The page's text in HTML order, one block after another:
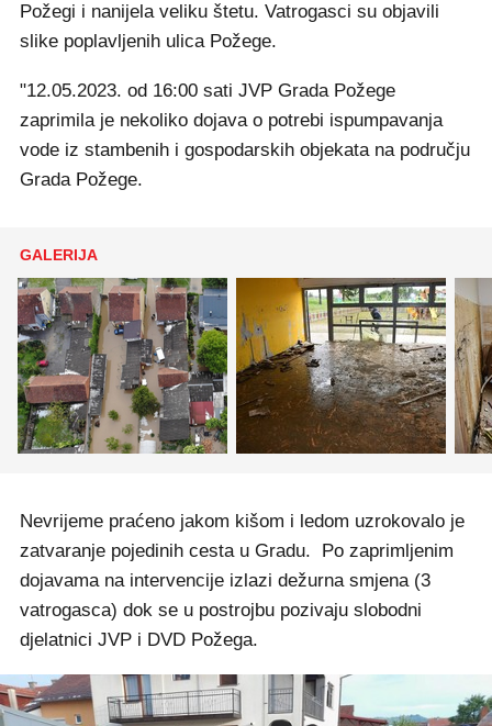
Požegi i nanijela veliku štetu. Vatrogasci su objavili
slike poplavljenih ulica Požege.
"12.05.2023. od 16:00 sati JVP Grada Požege
zaprimila je nekoliko dojava o potrebi ispumpavanja
vode iz stambenih i gospodarskih objekata na području
Grada Požege.
GALERIJA
Nevrijeme praćeno jakom kišom i ledom uzrokovalo je
zatvaranje pojedinih cesta u Gradu. Po zaprimljenim
dojavama na intervencije izlazi dežurna smjena (3
vatrogasca) dok se u postrojbu pozivaju slobodni
djelatnici JVP i DVD Požega.